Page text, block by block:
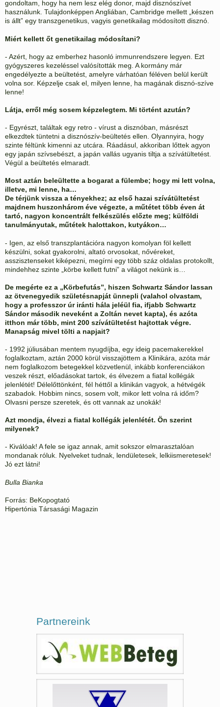
gondoltam, hogy ha nem lesz elég donor, majd disznószívet
használunk. Tulajdonképpen Angliában, Cambridge mellett „készen
is állt” egy transzgenetikus, vagyis genetikailag módosított disznó.
Miért kellett őt genetikailag módosítani?
- Azért, hogy az emberhez hasonló immunrendszere legyen. Ezt
gyógyszeres kezeléssel valósították meg. A kormány már
engedélyezte a beültetést, amelyre várhatóan féléven belül került
volna sor. Képzelje csak el, milyen lenne, ha magának disznó-szíve
lenne!
Látja, erről még sosem képzelegtem. Mi történt azután?
- Egyrészt, találtak egy retro - vírust a disznóban, másrészt
elkezdtek tüntetni a disznószív-beültetés ellen. Olyannyira, hogy
szinte féltünk kimenni az utcára. Ráadásul, akkoriban lőttek agyon
egy japán szívsebészt, a japán vallás ugyanis tiltja a szívátültetést.
Végül a beültetés elmaradt.
Most aztán beleültette a bogarat a fülembe; hogy mi lett volna,
illetve, mi lenne, ha…
De térjünk vissza a tényekhez; az első hazai szívátültetést
majdnem huszonhárom éve végezte, a műtétet több éven át
tartó, nagyon koncentrált felkészülés előzte meg; külföldi
tanulmányutak, műtétek halottakon, kutyákon…
- Igen, az első transzplantációra nagyon komolyan föl kellett
készülni, sokat gyakorolni, altató orvosokat, nővéreket,
asszisztenseket kiképezni, megírni egy több száz oldalas protokollt,
mindehhez szinte „körbe kellett futni” a világot nekünk is…
De megérte ez a „Körbefutás”, hiszen Schwartz Sándor lassan
az ötvenegyedik születésnapját ünnepli (valahol olvastam,
hogy a professzor úr iránti hála jeléül fia, ifjabb Schwartz
Sándor második neveként a Zoltán nevet kapta), és azóta
itthon már több, mint 200 szívátültetést hajtottak végre.
Manapság mivel tölti a napjait?
- 1992 júliusában mentem nyugdíjba, egy ideig pacemakerekkel
foglalkoztam, aztán 2000 körül visszajöttem a Klinikára, azóta már
nem foglalkozom betegekkel közvetlenül, inkább konferenciákon
veszek részt, előadásokat tartok, és élvezem a fiatal kollégák
jelenlétét! Délelőttönként, fél héttől a klinikán vagyok, a hétvégék
szabadok. Hobbim nincs, sosem volt, mikor lett volna rá időm?
Olvasni persze szeretek, és ott vannak az unokák!
Azt mondja, élvezi a fiatal kollégák jelenlétét. Ön szerint
milyenek?
- Kiválóak! A fele se igaz annak, amit sokszor elmarasztalóan
mondanak róluk. Nyelveket tudnak, lendületesek, lelkiismeretesek!
Jó ezt látni!
Bulla Bianka
Forrás: BeKopogtató
Hipertónia Társasági Magazin
Partnereink